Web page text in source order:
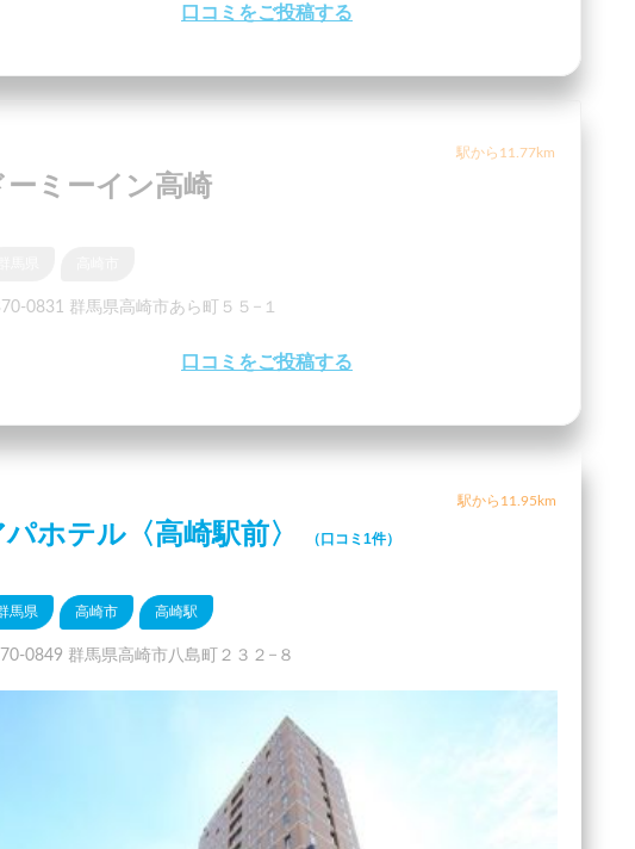
口コミをご投稿する
駅から11.77km
ーミーイン高崎
0831 群馬県高崎市あら町５５−１
口コミをご投稿する
駅から11.95km
ホテル〈高崎駅前〉 （口コミ1件）
馬県 高崎市 高崎駅
0849 群馬県高崎市八島町２３２−８